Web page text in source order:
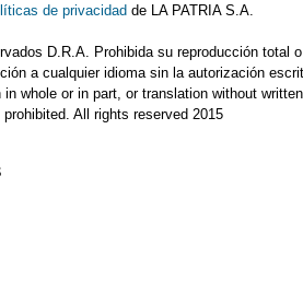
de privacidad de LA PATRIA S.A.
D.R.A. Prohibida su reproducción total o
a cualquier idioma sin la autorización
whole or in part, or translation without written
All rights reserved 2015